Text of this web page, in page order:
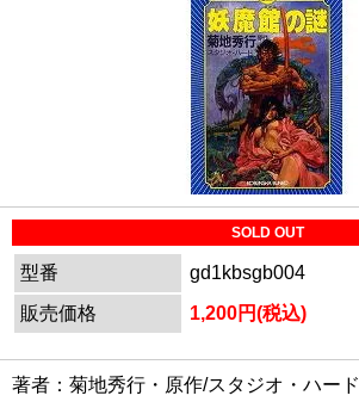
SOLD OUT
型番
gd1kbsgb004
販売価格
1,200円(税込)
著者：菊地秀行・原作/スタジオ・ハード